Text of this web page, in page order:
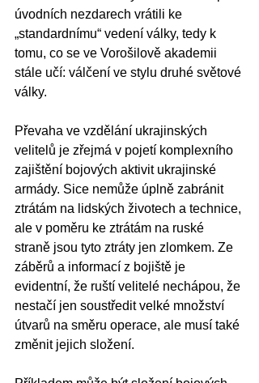
úvodních nezdarech vrátili ke
„standardnímu“ vedení války, tedy k
tomu, co se ve Vorošilově akademii
stále učí: válčení ve stylu druhé světové
války.
Převaha ve vzdělání ukrajinských
velitelů je zřejmá v pojetí komplexního
zajištění bojových aktivit ukrajinské
armády. Sice nemůže úplně zabránit
ztrátám na lidských životech a technice,
ale v poměru ke ztrátám na ruské
straně jsou tyto ztráty jen zlomkem. Ze
záběrů a informací z bojiště je
evidentní, že ruští velitelé nechápou, že
nestačí jen soustředit velké množství
útvarů na směru operace, ale musí také
změnit jejich složení.